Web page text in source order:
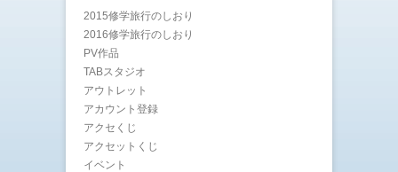
2015修学旅行のしおり
2016修学旅行のしおり
PV作品
TABスタジオ
アウトレット
アカウント登録
アクセくじ
アクセットくじ
イベント